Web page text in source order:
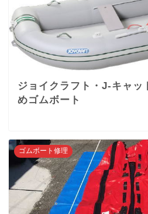
ジョイクラフト・J-キャッ
めゴムボート
ゴムボート修理